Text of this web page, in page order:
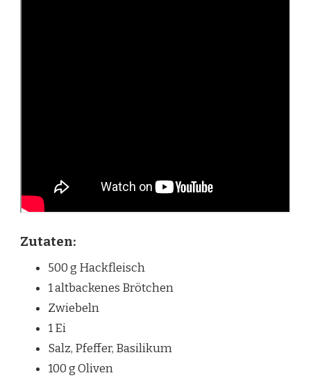
Zutaten:
500 g Hackfleisch
1 altbackenes Brötchen
Zwiebeln
1 Ei
Salz, Pfeffer, Basilikum
100 g Oliven